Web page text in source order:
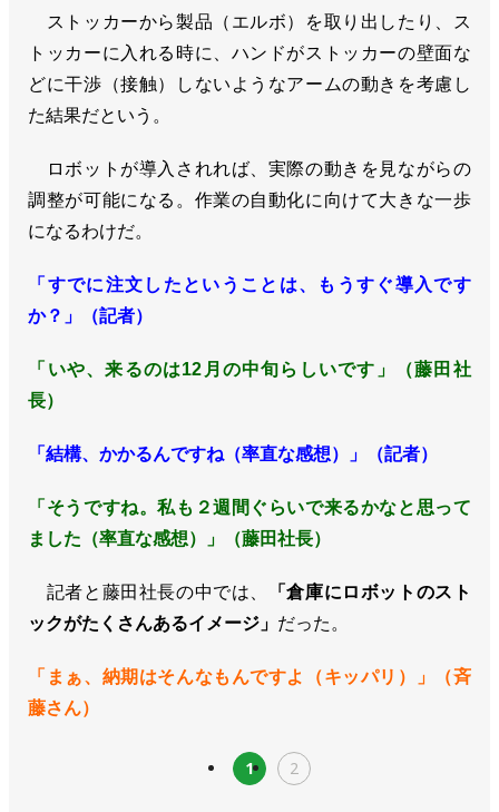
ストッカーから製品（エルボ）を取り出したり、ス
トッカーに入れる時に、ハンドがストッカーの壁面な
どに干渉（接触）しないようなアームの動きを考慮し
た結果だという。
ロボットが導入されれば、実際の動きを見ながらの
調整が可能になる。作業の自動化に向けて大きな一歩
になるわけだ。
「すでに注文したということは、もうすぐ導入です
か？」（記者）
「いや、来るのは12月の中旬らしいです」（藤田社
長）
「結構、かかるんですね（率直な感想）」（記者）
「そうですね。私も２週間ぐらいで来るかなと思って
ました（率直な感想）」（藤田社長）
記者と藤田社長の中では、
「倉庫にロボットのスト
ックがたくさんあるイメージ」 だった。
「まぁ、納期はそんなもんですよ（キッパリ）」（斉
藤さん）
1 2